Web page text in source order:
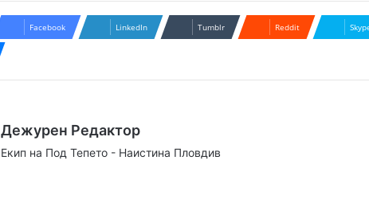
Facebook LinkedIn Tumblr Reddit
Дежурен Редактор
Екип на Под Тепето - Наистина Пловдив